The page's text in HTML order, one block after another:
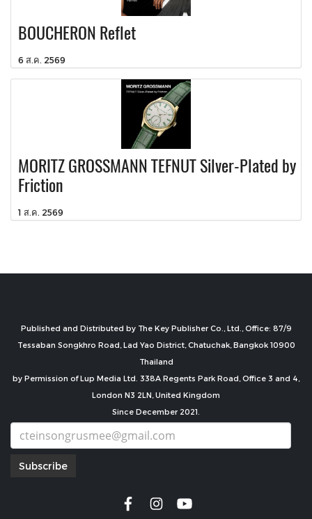
BOUCHERON Reflet
6 ส.ค. 2569
MORITZ GROSSMANN TEFNUT Silver-Plated by
Friction
1 ส.ค. 2569
Published and Distributed by The Key Publisher Co., Ltd., Office: 87/9
Tessaban Songkhro Road, Lad Yao District, Chatuchak, Bangkok 10900
Thailand
by Permission of Lup Media Ltd. 338A Regents Park Road, Office 3 and 4,
London N3 2LN, United Kingdom
Since December 2021.
Subscribe